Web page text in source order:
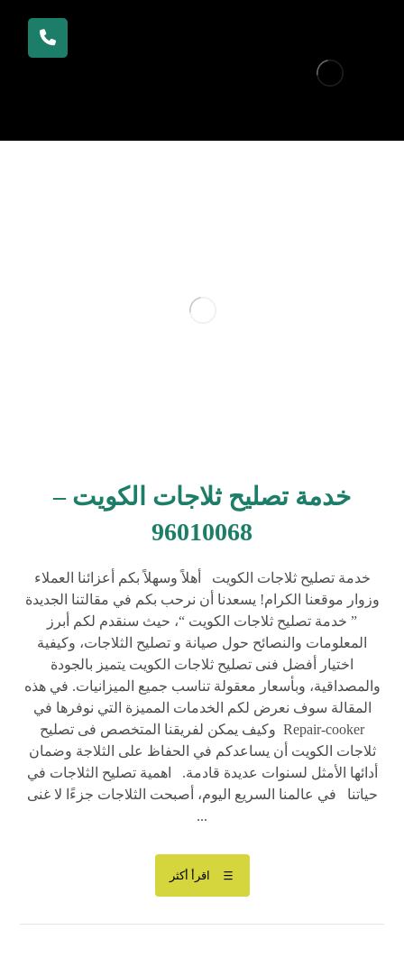
خدمة تصليح ثلاجات الكويت –
96010068
خدمة تصليح ثلاجات الكويت أهلاً وسهلاً بكم أعزائنا العملاء
وزوار موقعنا الكرام! يسعدنا أن نرحب بكم في مقالتنا الجديدة
” خدمة تصليح ثلاجات الكويت “، حيث سنقدم لكم أبرز
المعلومات والنصائح حول صيانة و تصليح الثلاجات، وكيفية
اختيار أفضل فنى تصليح ثلاجات الكويت يتميز بالجودة
والمصداقية، وبأسعار معقولة تناسب جميع الميزانيات. في هذه
المقالة سوف نعرض لكم الخدمات المميزة التي نوفرها في
Repair-cooker وكيف يمكن لفريقنا المتخصص فى تصليح
ثلاجات الكويت أن يساعدكم في الحفاظ على الثلاجة وضمان
أدائها الأمثل لسنوات عديدة قادمة. اهمية تصليح الثلاجات في
حياتنا في عالمنا السريع اليوم، أصبحت الثلاجات جزءًا لا غنى
...
اقرأ أكثر